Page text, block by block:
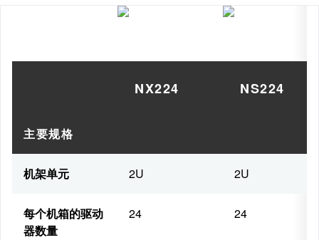
NX224 NS224
主要规格
机架单元 2U 2U
每个机箱的驱动
器数量
24 24